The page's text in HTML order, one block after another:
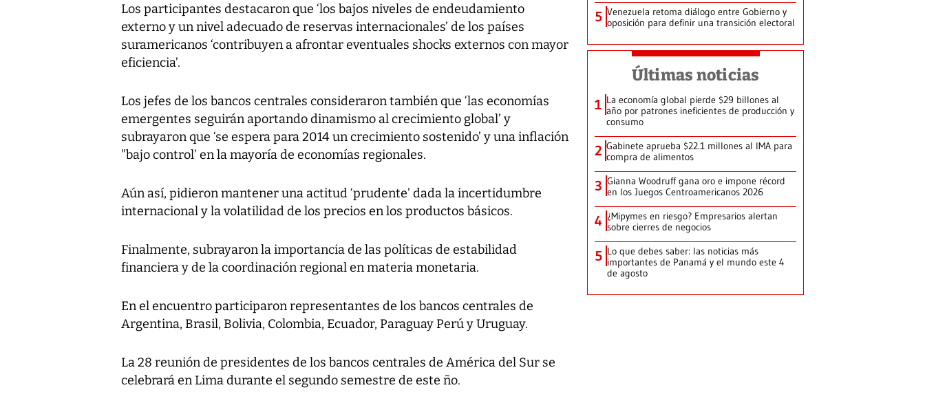
Los participantes destacaron que ‘los bajos niveles de endeudamiento
externo y un nivel adecuado de reservas internacionales’ de los países
suramericanos ‘contribuyen a afrontar eventuales shocks externos con mayor
eficiencia’.
Los jefes de los bancos centrales consideraron también que ‘las economías
emergentes seguirán aportando dinamismo al crecimiento global’ y
subrayaron que ‘se espera para 2014 un crecimiento sostenido’ y una inflación
"bajo control’ en la mayoría de economías regionales.
Aún así, pidieron mantener una actitud ‘prudente’ dada la incertidumbre
internacional y la volatilidad de los precios en los productos básicos.
Finalmente, subrayaron la importancia de las políticas de estabilidad
financiera y de la coordinación regional en materia monetaria.
En el encuentro participaron representantes de los bancos centrales de
Argentina, Brasil, Bolivia, Colombia, Ecuador, Paraguay Perú y Uruguay.
La 28 reunión de presidentes de los bancos centrales de América del Sur se
celebrará en Lima durante el segundo semestre de este ño.
5 Venezuela retoma diálogo entre Gobierno y
oposición para definir una transición electoral
Últimas noticias
1 La economía global pierde $29 billones al
año por patrones ineficientes de producción y
consumo
2 Gabinete aprueba $22.1 millones al IMA para
compra de alimentos
3 Gianna Woodruff gana oro e impone récord
en los Juegos Centroamericanos 2026
4 ¿Mipymes en riesgo? Empresarios alertan
sobre cierres de negocios
5 Lo que debes saber: las noticias más
importantes de Panamá y el mundo este 4
de agosto